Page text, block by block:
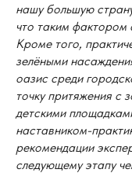
нашу большую
что таким фактором
Кроме того,
зелёными
оазис среди
точку притяжения с
детскими
наставником-
рекомендации
следующему этапу